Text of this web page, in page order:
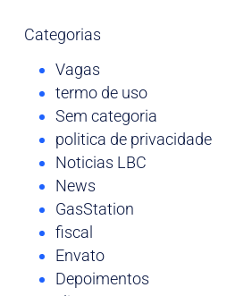
Categorias
Vagas
termo de uso
Sem categoria
politica de privacidade
Noticias LBC
News
GasStation
fiscal
Envato
Depoimentos